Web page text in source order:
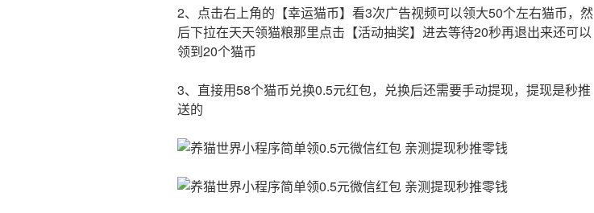
2、点击右上角的【幸运猫币】看3次广告视频可以领大50个左右猫币，然
后下拉在天天领猫粮那里点击【活动抽奖】进去等待20秒再退出来还可以
领到20个猫币
3、直接用58个猫币兑换0.5元红包，兑换后还需要手动提现，提现是秒推
送的